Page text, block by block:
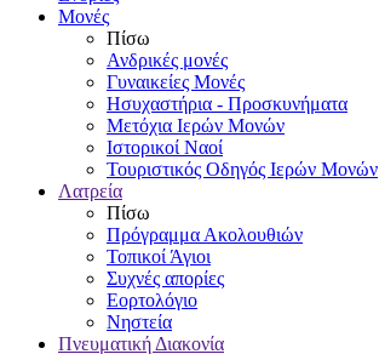
Μονές
Πίσω
Ανδρικές μονές
Γυναικείες Μονές
Ησυχαστήρια - Προσκυνήματα
Μετόχια Ιερών Μονών
Ιστορικοί Ναοί
Τουριστικός Οδηγός Ιερών Μονών
Λατρεία
Πίσω
Πρόγραμμα Ακολουθιών
Τοπικοί Άγιοι
Συχνές απορίες
Εορτολόγιο
Νηστεία
Πνευματική Διακονία